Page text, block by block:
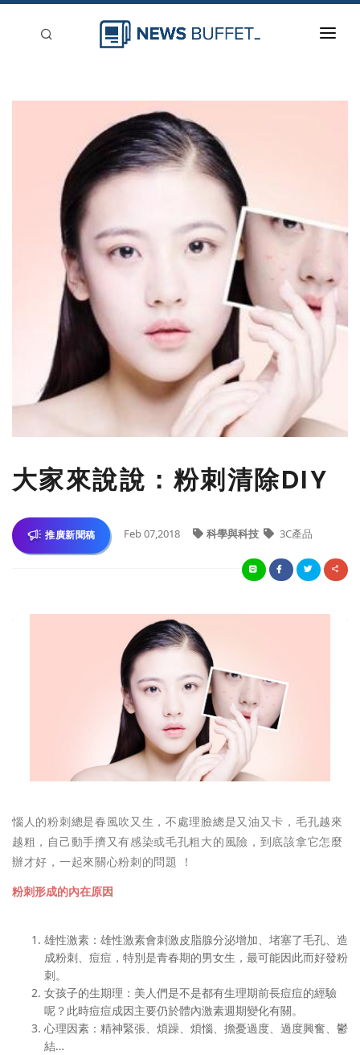
刊登
大家來說說：粉刺清除DIY
推廣新聞稿 Feb 07,2018 科學與科技 3C產品
惱人的粉刺總是春風吹又生，不處理臉總是又油又卡，毛孔越來
越粗，自己動手擠又有感染或毛孔粗大的風險，到底該拿它怎麼
辦才好，一起來關心粉刺的問題 ！
粉刺形成的內在原因
雄性激素：雄性激素會刺激皮脂腺分泌增加、堵塞了毛孔、造
成粉刺、痘痘，特別是青春期的男女生，最可能因此而好發粉
刺。
女孩子的生期理：美人們是不是都有生理期前長痘痘的經驗
呢？此時痘痘成因主要仍於體內激素週期變化有關。
心理因素：精神緊張、煩躁、煩惱、擔憂過度、過度興奮、鬱
結…